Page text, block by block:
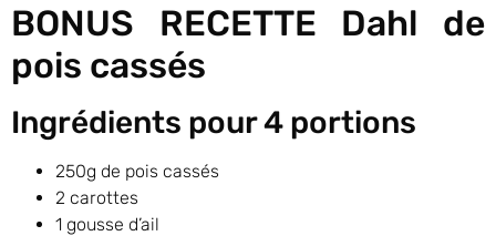
BONUS RECETTE Dahl de
pois cassés
Ingrédients pour 4 portions
250g de pois cassés
2 carottes
1 gousse d’ail